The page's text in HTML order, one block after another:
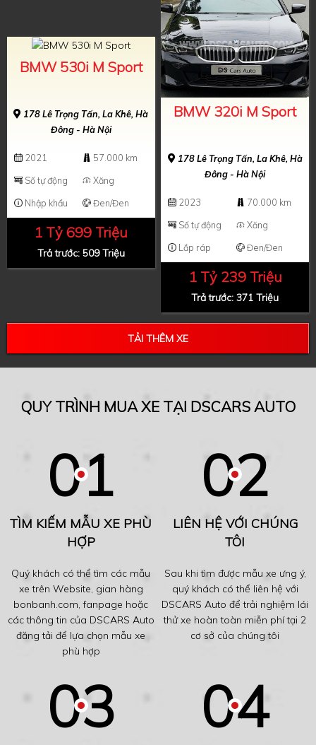
BMW 530i M Sport
178 Lê Trọng Tấn, La Khê, Hà
Đông - Hà Nội
2021
57.000 km
Số tự động
Xăng
Nhập khẩu
Đen/Đen
1 Tỷ 699 Triệu
Trả trước: 509 Triệu
BMW 320i M Sport
178 Lê Trọng Tấn, La Khê, Hà
Đông - Hà Nội
2023
70.000 km
Số tự động
Xăng
Lắp ráp
Đen/Đen
1 Tỷ 239 Triệu
Trả trước: 371 Triệu
TẢI THÊM XE
QUY TRÌNH MUA XE TẠI DSCARS AUTO
TÌM KIẾM MẪU XE PHÙ
HỢP
Quý khách có thể tìm các mẫu
xe trên Website, gian hàng
bonbanh.com, fanpage hoặc
các thông tin của DSCARS Auto
đăng tải để lựa chọn mẫu xe
phù hợp
LIÊN HỆ VỚI CHÚNG
TÔI
Sau khi tìm được mẫu xe ưng ý,
quý khách có thể liên hệ với
DSCARS Auto để trải nghiệm lái
thử xe hoàn toàn miễn phí tại 2
cơ sở của chúng tôi